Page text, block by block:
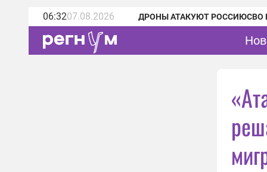
06:3207.08.2026 ДРОНЫ АТАКУЮТ РОССИЮСВО